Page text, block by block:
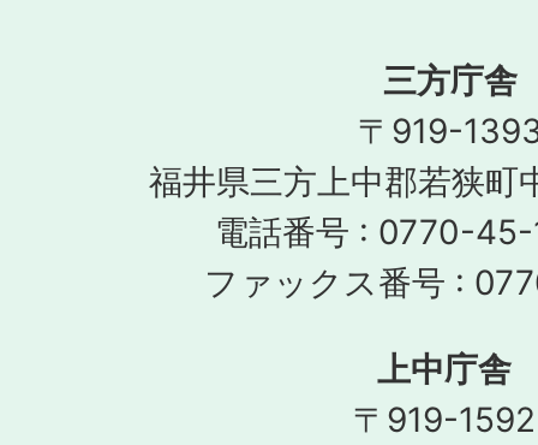
三方庁舎
〒919-
福井県三方上中郡若狭町
電話番号 : 0770-45-
ファックス番号 :
上中庁舎
〒919-1592